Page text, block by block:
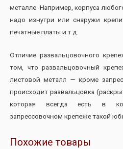
металле. Например, корпуса
надо изнутри или снаружи
печатные платы и т.д.
Отличие развальцовочного
том, что развальцовочный
листовой металл — кроме
происходит развальцовка
которая всегда есть в
запрессовочном крепеже такой
Похожие товары